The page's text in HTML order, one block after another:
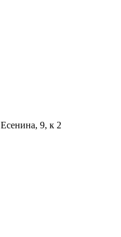
9, к 2